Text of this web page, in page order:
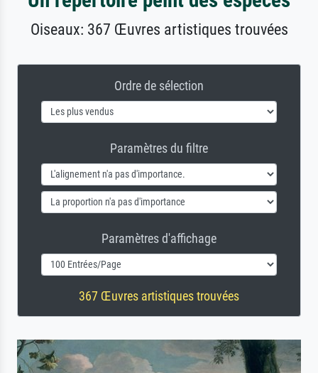
Oiseaux: 367 Œuvres artistiques trouvées
Ordre de sélection
Paramètres du filtre
Paramètres d'affichage
367 Œuvres artistiques trouvées